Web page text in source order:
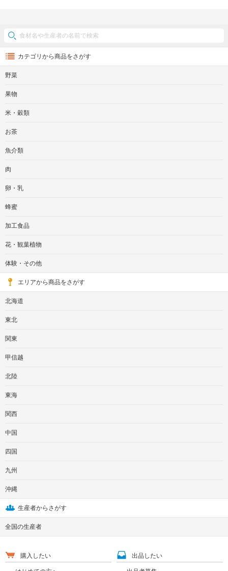
カテゴリから商品をさがす
野菜
果物
米・穀類
お茶
魚介類
肉
卵・乳
蜂蜜
加工食品
花・観葉植物
体験・その他
エリアから商品をさがす
北海道
東北
関東
甲信越
北陸
東海
関西
中国
四国
九州
沖縄
生産者からさがす
全国の生産者
購入したい 出品したい